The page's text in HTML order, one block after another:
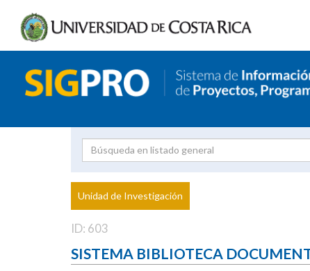
Proyecto
Investigador
Unidad de Investigación
ID: 603
SISTEMA BIBLIOTECA